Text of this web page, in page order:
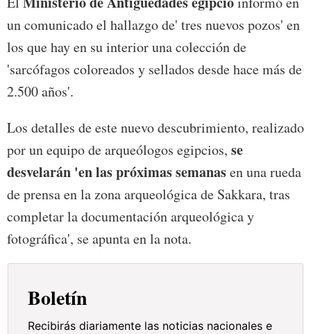
un comunicado el hallazgo de' tres nuevos pozos' en
los que hay en su interior una colección de
'sarcófagos coloreados y sellados desde hace más de
2.500 años'.
Los detalles de este nuevo descubrimiento, realizado
por un equipo de arqueólogos egipcios, se
desvelarán 'en las próximas semanasen una rueda
de prensa en la zona arqueológica de Sakkara, tras
completar la documentación arqueológica y
fotográfica', se apunta en la nota.
Boletín
Recibirás diariamente las noticias nacionales e